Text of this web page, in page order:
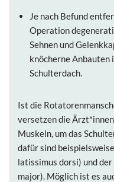
Je nach Befund
Operation
Sehnen und
knöcherne Anbauten
Schulterdach.
Ist die
versetzen die
Muskeln, um das
dafür sind
latissimus dorsi) und
major). Möglich ist es